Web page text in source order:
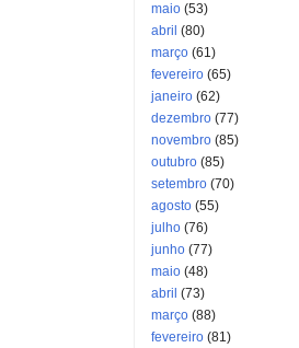
maio (53)
abril (80)
março (61)
fevereiro (65)
janeiro (62)
dezembro (77)
novembro (85)
outubro (85)
setembro (70)
agosto (55)
julho (76)
junho (77)
maio (48)
abril (73)
março (88)
fevereiro (81)